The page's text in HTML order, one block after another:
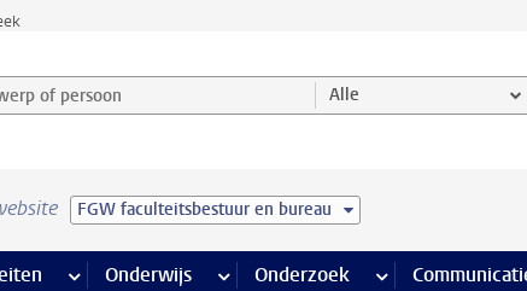
of persoon en selecteer categorie Alle
FGW faculteitsbestuur en bureau
meer Faciliteiten pagina’s
Onderwijs meer Onderwijs pagina’s
Onderzoek meer Onderzoek